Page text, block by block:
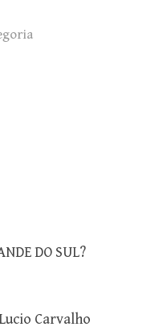
DO SUL?
Carvalho